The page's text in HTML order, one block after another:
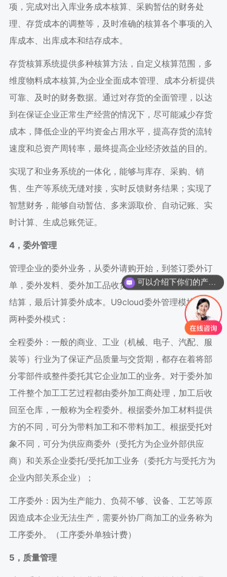
项，完成对出入库业务成本核算、采购暂估的财务处
理、存货成本的调整等，及时准确的核算各个事项的入
库成本、出库成本和结存成本。
存货核算系统提供多种核算方法，自定义核算范围，多
维度物料成本核算,为企业全面成本管理、成本分析提供
可靠、及时的财务数据。通过对存货的全面管理，以达
到在保证企业正常生产经营的情况下，尽可能减少存货
成本，降低企业的平均资金占用水平，提高存货的流转
速度和总资产周转率，最终提高企业经济效益的目的。
实现了和业务系统的一体化，能够与库存、采购、销
售、生产等系统无缝对接，实时反馈财务结果；实现了
智慧财务，能够自动暂估、多来源取价、自动记账、实
时计算、生成总账凭证。
4，委外管理
管理企业的委外业务，从委外请购开始，到签订委外订
单，委外发料、委外加工品收货入库、再根据入库收票
结算，最后计算委外成本。U9cloud委外管理模块提供
两种委外模式：
全程委外：一般的商业、工业（机械、电子、汽配、服
装等）行业为了保证产品质量与交货期，都存在着将部
分零部件或整件委托其它企业加工的业务。对于委外加
工件整个加工工艺过程都由委外加工商处理，加工后收
回至仓库，一般称为全程委外。根据委外加工材料提供
方的不同，可分为带料加工和不带料加工。根据受托对
象不同，可分为供应商委外（受托方为企业外部供应
商）和关系企业委托/受托加工业务（委托方与受托方为
企业内部关系企业）；
工序委外：因为生产能力、负荷不够、设备、工艺等原
因造成本企业无法生产，需要外协厂商加工的业务称为
工序委外。（工序委外单独计费）
5，质量管理
可以介绍下你们的产品么？